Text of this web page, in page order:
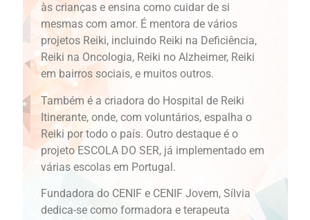
às crianças e ensina como cuidar de si
mesmas com amor. É mentora de vários
projetos Reiki, incluindo Reiki na Deficiência,
Reiki na Oncologia, Reiki no Alzheimer, Reiki
em bairros sociais, e muitos outros.
Também é a criadora do Hospital de Reiki
Itinerante, onde, com voluntários, espalha o
Reiki por todo o país. Outro destaque é o
projeto ESCOLA DO SER, já implementado em
várias escolas em Portugal.
Fundadora do CENIF e CENIF Jovem, Sílvia
dedica-se como formadora e terapeuta